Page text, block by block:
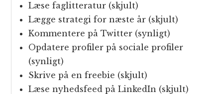
Læse faglitteratur (skjult)
Lægge strategi for næste år (skjult)
Kommentere på Twitter (synligt)
Opdatere profiler på sociale profiler
(synligt)
Skrive på en freebie (skjult)
Læse nyhedsfeed på LinkedIn (skjult)